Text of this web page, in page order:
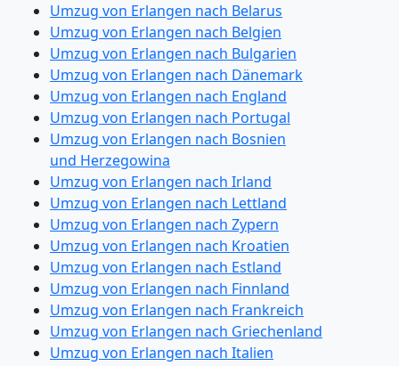
Umzug von Erlangen nach Belarus
Umzug von Erlangen nach Belgien
Umzug von Erlangen nach Bulgarien
Umzug von Erlangen nach Dänemark
Umzug von Erlangen nach England
Umzug von Erlangen nach Portugal
Umzug von Erlangen nach Bosnien
und Herzegowina
Umzug von Erlangen nach Irland
Umzug von Erlangen nach Lettland
Umzug von Erlangen nach Zypern
Umzug von Erlangen nach Kroatien
Umzug von Erlangen nach Estland
Umzug von Erlangen nach Finnland
Umzug von Erlangen nach Frankreich
Umzug von Erlangen nach Griechenland
Umzug von Erlangen nach Italien